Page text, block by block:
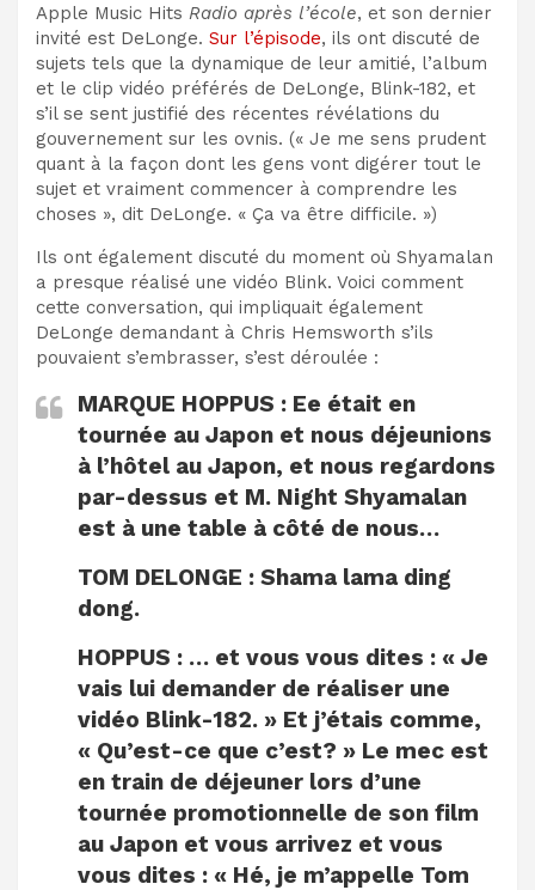
Apple Music Hits Radio après l’école, et son dernier
invité est DeLonge. Sur l’épisode, ils ont discuté de
sujets tels que la dynamique de leur amitié, l’album
et le clip vidéo préférés de DeLonge, Blink-182, et
s’il se sent justifié des récentes révélations du
gouvernement sur les ovnis. (« Je me sens prudent
quant à la façon dont les gens vont digérer tout le
sujet et vraiment commencer à comprendre les
choses », dit DeLonge. « Ça va être difficile. »)
Ils ont également discuté du moment où Shyamalan
a presque réalisé une vidéo Blink. Voici comment
cette conversation, qui impliquait également
DeLonge demandant à Chris Hemsworth s’ils
pouvaient s’embrasser, s’est déroulée :
MARQUE HOPPUS : Ee était en
tournée au Japon et nous déjeunions
à l’hôtel au Japon, et nous regardons
par-dessus et M. Night Shyamalan
est à une table à côté de nous…
TOM DELONGE : Shama lama ding
dong.
HOPPUS : … et vous vous dites : « Je
vais lui demander de réaliser une
vidéo Blink-182. » Et j’étais comme,
« Qu’est-ce que c’est? » Le mec est
en train de déjeuner lors d’une
tournée promotionnelle de son film
au Japon et vous arrivez et vous
vous dites : « Hé, je m’appelle Tom